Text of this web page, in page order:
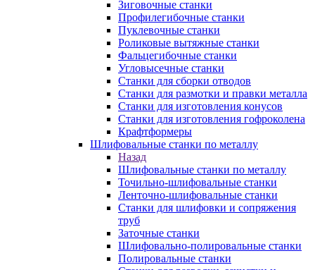
Зиговочные станки
Профилегибочные станки
Пуклевочные станки
Роликовые вытяжные станки
Фальцегибочные станки
Угловысечные станки
Станки для сборки отводов
Станки для размотки и правки металла
Станки для изготовления конусов
Станки для изготовления гофроколена
Крафтформеры
Шлифовальные станки по металлу
Назад
Шлифовальные станки по металлу
Точильно-шлифовальные станки
Ленточно-шлифовальные станки
Станки для шлифовки и сопряжения
труб
Заточные станки
Шлифовально-полировальные станки
Полировальные станки